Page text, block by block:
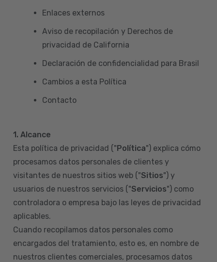
Enlaces externos
Aviso de recopilación y Derechos de
privacidad de California
Declaración de confidencialidad para Brasil
Cambios a esta Política
Contacto
1. Alcance
Esta política de privacidad ("Política") explica cómo
procesamos datos personales de clientes y
visitantes de nuestros sitios web ("Sitios") y
usuarios de nuestros servicios ("Servicios") como
controladora o empresa bajo las leyes de privacidad
aplicables.
Cuando recopilamos datos personales como
encargados del tratamiento, esto es, en nombre de
nuestros clientes comerciales, procesamos datos